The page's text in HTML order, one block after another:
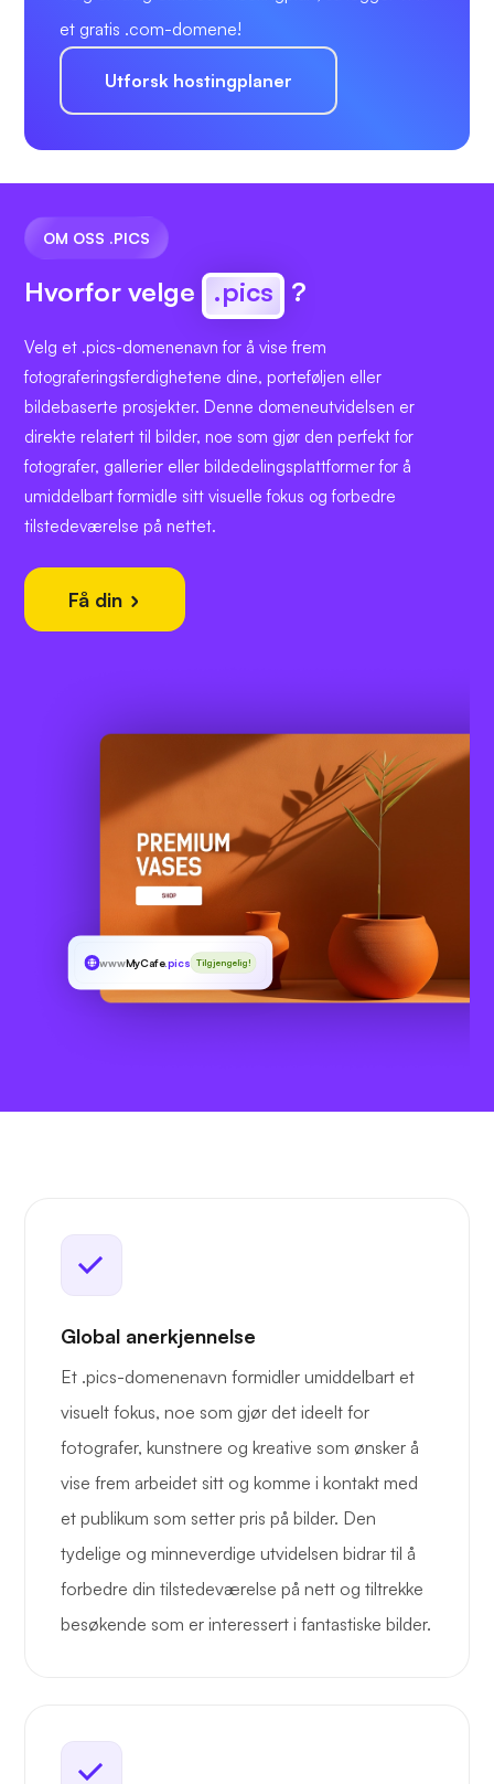
et gratis .com-domene!
Utforsk hostingplaner
OM OSS .PICS
Hvorfor velge .pics ?
Velg et .pics-domenenavn for å vise frem
fotograferingsferdighetene dine, porteføljen eller
bildebaserte prosjekter. Denne domeneutvidelsen er
direkte relatert til bilder, noe som gjør den perfekt for
fotografer, gallerier eller bildedelingsplattformer for å
umiddelbart formidle sitt visuelle fokus og forbedre
tilstedeværelse på nettet.
Få din
wwwMyCafe.pics Tilgjengelig!
Global anerkjennelse
Et .pics-domenenavn formidler umiddelbart et
visuelt fokus, noe som gjør det ideelt for
fotografer, kunstnere og kreative som ønsker å
vise frem arbeidet sitt og komme i kontakt med
et publikum som setter pris på bilder. Den
tydelige og minneverdige utvidelsen bidrar til å
forbedre din tilstedeværelse på nett og tiltrekke
besøkende som er interessert i fantastiske bilder.